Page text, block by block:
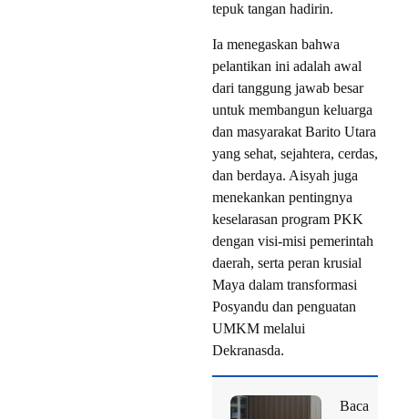
tepuk tangan hadirin.
Ia menegaskan bahwa
pelantikan ini adalah awal
dari tanggung jawab besar
untuk membangun keluarga
dan masyarakat Barito Utara
yang sehat, sejahtera, cerdas,
dan berdaya. Aisyah juga
menekankan pentingnya
keselarasan program PKK
dengan visi-misi pemerintah
daerah, serta peran krusial
Maya dalam transformasi
Posyandu dan penguatan
UMKM melalui
Dekranasda.
Baca